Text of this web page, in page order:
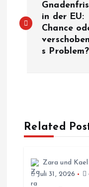
i
g
in der EU:
Chance
s Problem?
Related
Zara und Kael
Juli 31, 2026